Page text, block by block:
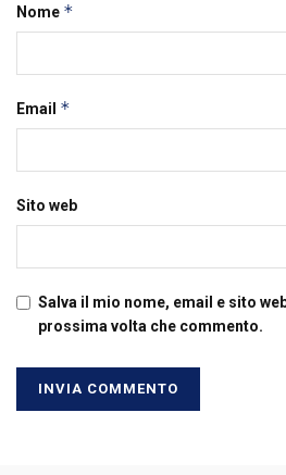
Nome *
Email *
Sito web
Salva il mio nome, email e sito
prossima volta che commento.